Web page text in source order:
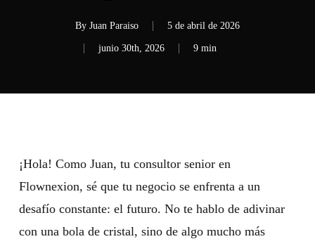
By Juan Paraiso 5 de abril de 2026
junio 30th, 2026 9 min
¡Hola! Como Juan, tu consultor senior en
Flownexion, sé que tu negocio se enfrenta a un
desafío constante: el futuro. No te hablo de adivinar
con una bola de cristal, sino de algo mucho más